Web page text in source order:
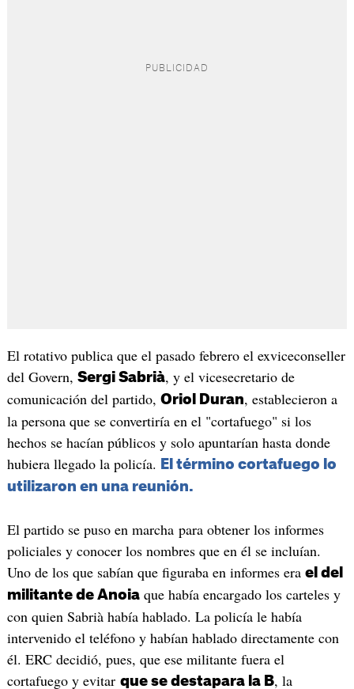
El rotativo publica que el pasado febrero el exviceconseller
del Govern, Sergi Sabrià, y el vicesecretario de
comunicación del partido, Oriol Duran, establecieron a
la persona que se convertiría en el "cortafuego" si los
hechos se hacían públicos y solo apuntarían hasta donde
hubiera llegado la policía.
El término cortafuego lo
utilizaron en una reunión.
El partido se puso en marcha para obtener los informes
policiales y conocer los nombres que en él se incluían.
Uno de los que sabían que figuraba en informes era el del
militante de Anoiaque había encargado los carteles y
con quien Sabrià había hablado. La policía le había
intervenido el teléfono y habían hablado directamente con
él. ERC decidió, pues, que ese militante fuera el
cortafuego y evitar que se destapara la B, la